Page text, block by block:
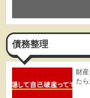
債務整理
財
た